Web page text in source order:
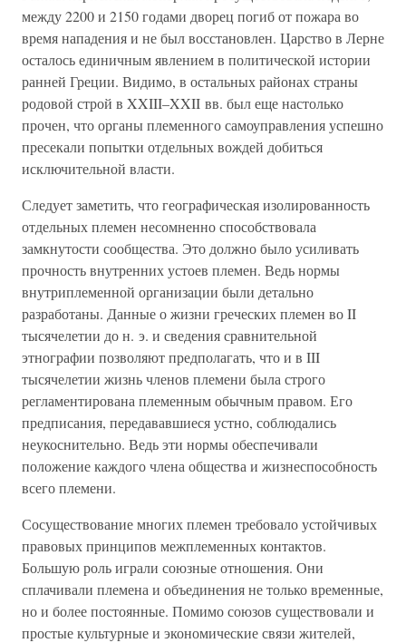
между 2200 и 2150 годами дворец погиб от пожара во
время нападения и не был восстановлен. Царство в Лерне
осталось единичным явлением в политической истории
ранней Греции. Видимо, в остальных районах страны
родовой строй в XXIII–XXII вв. был еще настолько
прочен, что органы племенного самоуправления успешно
пресекали попытки отдельных вождей добиться
исключительной власти.
Следует заметить, что географическая изолированность
отдельных племен несомненно способствовала
замкнутости сообщества. Это должно было усиливать
прочность внутренних устоев племен. Ведь нормы
внутриплеменной организации были детально
разработаны. Данные о жизни греческих племен во II
тысячелетии до н. э. и сведения сравнительной
этнографии позволяют предполагать, что и в III
тысячелетии жизнь членов племени была строго
регламентирована племенным обычным правом. Его
предписания, передававшиеся устно, соблюдались
неукоснительно. Ведь эти нормы обеспечивали
положение каждого члена общества и жизнеспособность
всего племени.
Сосуществование многих племен требовало устойчивых
правовых принципов межплеменных контактов.
Большую роль играли союзные отношения. Они
сплачивали племена и объединения не только временные,
но и более постоянные. Помимо союзов существовали и
простые культурные и экономические связи жителей,